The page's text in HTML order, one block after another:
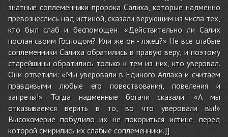
знатные соплеменники пророка Салиха, которые надменно
превознеслись над истиной, сказали верующим из числа тех,
кто был слаб и беспомощен: «Действительно ли Салих
послан своим Господом? Или же он - лжец?» Не все слабые
соплеменники Салиха обратились в правую веру, и поэтому
старейшины обратились только к тем из них, кто уверовал.
Они ответили: «Мы уверовали в Единого Аллаха и считаем
правдивыми любые его повествования, повеления и
запреты!» Тогда надменные богачи сказали: «А мы
отказываемся верить в то, во что уверовали вы!»
Высокомерие побудило их не покориться истине, перед
которой смирились их слабые соплеменники.]]